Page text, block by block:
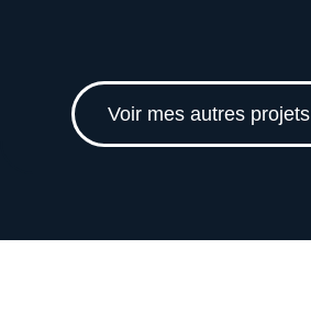
Voir mes autres projets